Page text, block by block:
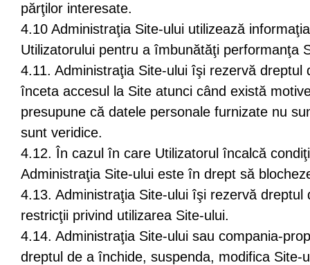
părţilor interesate.
4.10 Administraţia Site-ului utilizează
Utilizatorului pentru a îmbunătăţi performanţa
4.11. Administraţia Site-ului îşi rezervă dreptul
înceta accesul la Site atunci când există
presupune că datele personale furnizate nu
sunt veridice.
4.12. În cazul în care Utilizatorul încalcă
Administraţia Site-ului este în drept să
4.13. Administraţia Site-ului îşi rezervă dreptul
restricţii privind utilizarea Site-ului.
4.14. Administraţia Site-ului sau compania-
dreptul de a închide, suspenda, modifica Site-